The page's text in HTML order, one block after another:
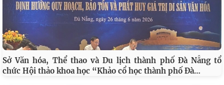
Sở Văn hóa, Thể thao và Du lịch thành phố Đà Nẵng tổ
chức Hội thảo khoa học “Khảo cổ học thành phố Đà…